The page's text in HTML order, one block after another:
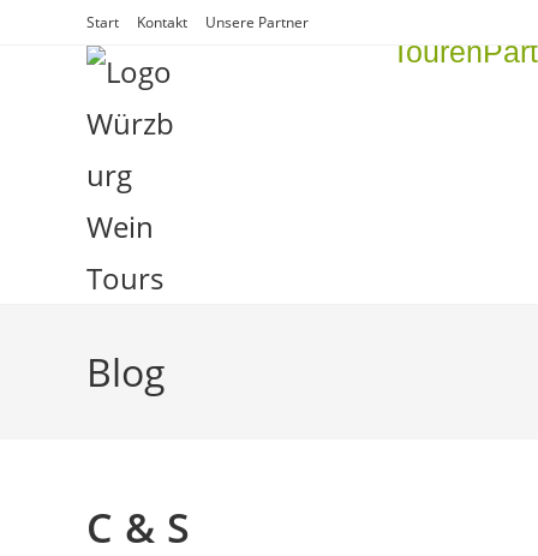
Start Kontakt Unsere Partner
Touren
Blog
C & S